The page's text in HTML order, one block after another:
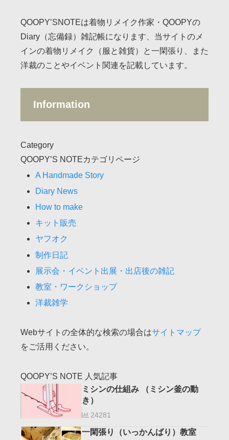
QOOPY’SNOTEは着物リメイク作家・QOOPYの
Diary（忘備録）雑記帳になります、当サイトのメ
インの着物リメイク（服と雑貨）と一閑張り、また
洋裁のことやイベント関連を記載しています。
Information
Category
QOOPY’S NOTEカテゴリページ
A Handmade Story
Diary News
How to make
キット販売
ヤフオク
制作日記
展示会・イベント出展・出店後の雑記
教室・ワークショップ
洋裁雑学
Webサイトの全体的な検索の場合はサイトマップ
をご活用ください。
QOOPY’S NOTE 人気記事
ミシンの仕組み （ミシン釜の動
き）
24281
一閑張り（いっかんばり）教室